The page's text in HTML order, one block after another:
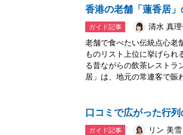
香港の老舗「蓮香居
ガイド記事
清水 真
老舗で食べたい伝統点心老
ものリスト上位に挙げられ
る昔ながらの飲茶レストラ
居」は、地元の常連客で賑
口コミで広がった行
ガイド記事
リン 美雪